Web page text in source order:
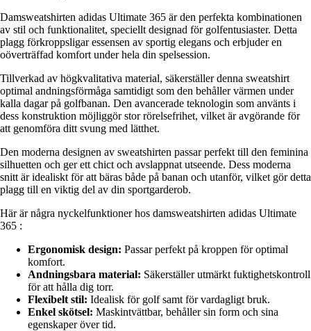
Damsweatshirten adidas Ultimate 365 är den perfekta kombinationen
av stil och funktionalitet, speciellt designad för golfentusiaster. Detta
plagg förkroppsligar essensen av sportig elegans och erbjuder en
oöverträffad komfort under hela din spelsession.
Tillverkad av högkvalitativa material, säkerställer denna sweatshirt
optimal andningsförmåga samtidigt som den behåller värmen under
kalla dagar på golfbanan. Den avancerade teknologin som använts i
dess konstruktion möjliggör stor rörelsefrihet, vilket är avgörande för
att genomföra ditt svung med lätthet.
Den moderna designen av sweatshirten passar perfekt till den feminina
silhuetten och ger ett chict och avslappnat utseende. Dess moderna
snitt är idealiskt för att bäras både på banan och utanför, vilket gör detta
plagg till en viktig del av din sportgarderob.
Här är några nyckelfunktioner hos damsweatshirten adidas Ultimate
365 :
Ergonomisk design: Passar perfekt på kroppen för optimal
komfort.
Andningsbara material: Säkerställer utmärkt fuktighetskontroll
för att hålla dig torr.
Flexibelt stil: Idealisk för golf samt för vardagligt bruk.
Enkel skötsel: Maskintvättbar, behåller sin form och sina
egenskaper över tid.